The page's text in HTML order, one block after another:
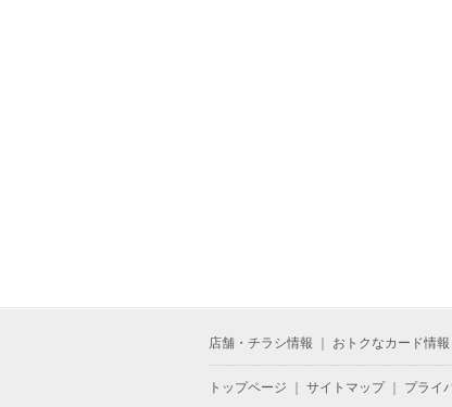
店舗・チラシ情報 おトクなカード情報
トップページ サイトマップ｜ プライ